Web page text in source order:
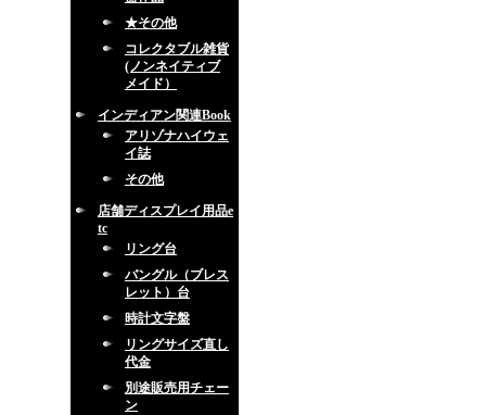
★その他
コレクタブル雑貨
(ノンネイティブ
メイド）
インディアン関連Book
アリゾナハイウェ
イ誌
その他
店舗ディスプレイ用品e
tc
リング台
バングル（ブレス
レット）台
時計文字盤
リングサイズ直し
代金
別途販売用チェー
ン